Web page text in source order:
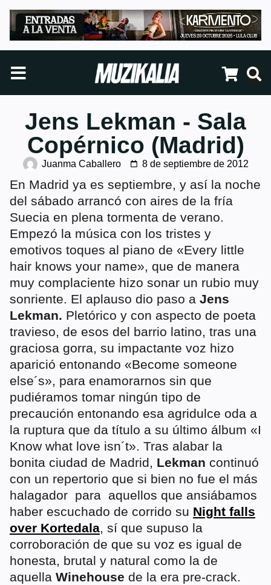
Jens Lekman - Sala
Copérnico (Madrid)
Juanma Caballero 8 de septiembre de 2012
En Madrid ya es septiembre, y así la noche
del sábado arrancó con aires de la fría
Suecia en plena tormenta de verano.
Empezó la música con los tristes y
emotivos toques al piano de «Every little
hair knows your name», que de manera
muy complaciente hizo sonar un rubio muy
sonriente. El aplauso dio paso a Jens
Lekman. Pletórico y con aspecto de poeta
travieso, de esos del barrio latino, tras una
graciosa gorra, su impactante voz hizo
aparició entonando «Become someone
else´s», para enamorarnos sin que
pudiéramos tomar ningún tipo de
precaución entonando esa agridulce oda a
la ruptura que da título a su último álbum «I
Know what love isn´t». Tras alabar la
bonita ciudad de Madrid, Lekman continuó
con un repertorio que si bien no fue el más
halagador para aquellos que ansiábamos
haber escuchado de corrido su Night falls
over Kortedala, sí que supuso la
corroboración de que su voz es igual de
honesta, brutal y natural como la de
aquella Winehouse de la era pre-crack.